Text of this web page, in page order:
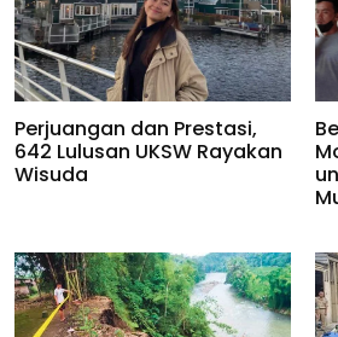
Perjuangan dan Prestasi,
642 Lulusan UKSW Rayakan
Wisuda